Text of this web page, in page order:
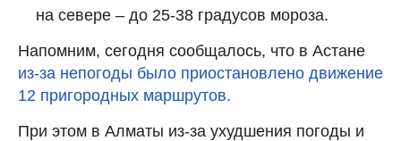
на севере – до 25-38 градусов мороза.
Напомним, сегодня сообщалось, что в Астане
из-за непогоды было приостановлено движение
12 пригородных маршрутов.
При этом в Алматы из-за ухудшения погоды и